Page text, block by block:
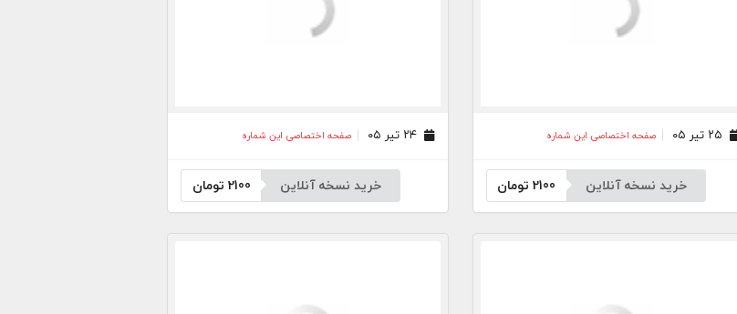
صفحه اختصاصی این شماره
خرید نسخه آنلاین 2100تومان
صفحه اختصاصی این شماره
خرید نسخه آنلاین 2100 تومان